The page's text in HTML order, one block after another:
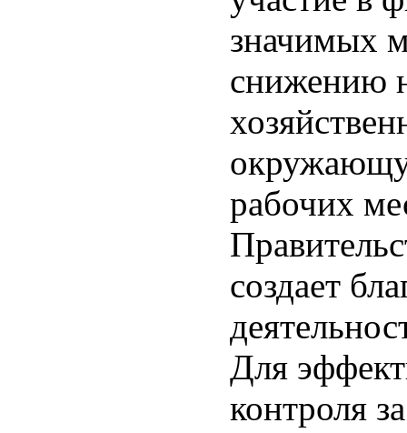
значимых
снижению
рабочих
создает
Для
контроля